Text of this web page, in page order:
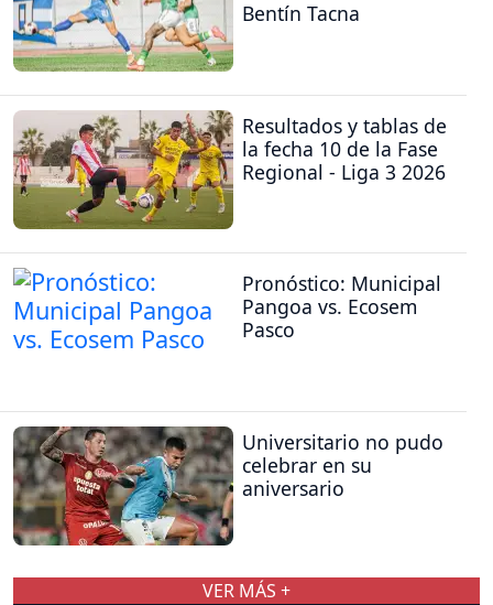
Bentín Tacna
Resultados y tablas de
la fecha 10 de la Fase
Regional - Liga 3 2026
Pronóstico: Municipal
Pangoa vs. Ecosem
Pasco
Universitario no pudo
celebrar en su
aniversario
VER MÁS +